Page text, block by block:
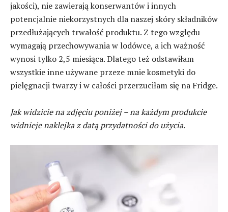
jakości), nie zawierają konserwantów i innych
potencjalnie niekorzystnych dla naszej skóry składników
przedłużających trwałość produktu. Z tego względu
wymagają przechowywania w lodówce, a ich ważność
wynosi tylko 2,5 miesiąca. Dlatego też odstawiłam
wszystkie inne używane przeze mnie kosmetyki do
pielęgnacji twarzy i w całości przerzuciłam się na Fridge.
Jak widzicie na zdjęciu poniżej – na każdym produkcie
widnieje naklejka z datą przydatności do użycia.